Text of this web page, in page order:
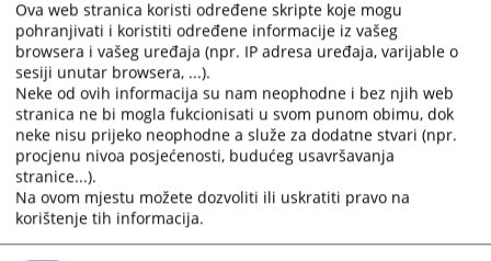
Kontakt e-mail službenika za informisanje :
4415
Ova web stranica koristi određene skripte koje mogu
pohranjivati i koristiti određene informacije iz vašeg
browsera i vašeg uređaja (npr. IP adresa uređaja, varijable o
sesiji unutar browsera, ...).
Neke od ovih informacija su nam neophodne i bez njih web
stranica ne bi mogla fukcionisati u svom punom obimu, dok
neke nisu prijeko neophodne a služe za dodatne stvari (npr.
procjenu nivoa posjećenosti, budućeg usavršavanja
stranice...).
Na ovom mjestu možete dozvoliti ili uskratiti pravo na
korištenje tih informacija.